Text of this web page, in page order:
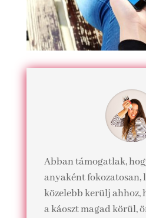
Abban támogatlak,
anyaként fokozatosan,
közelebb kerülj ahhoz,
a káoszt magad körül,